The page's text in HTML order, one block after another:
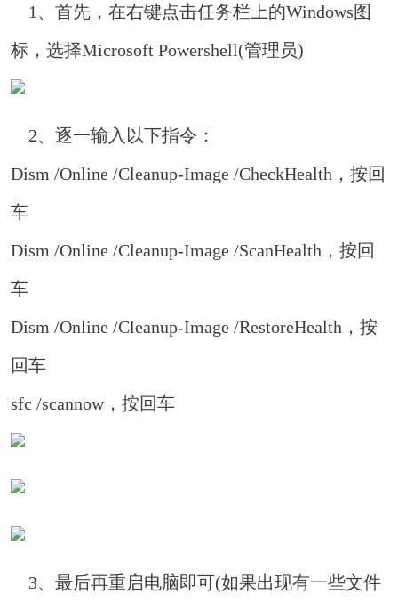
1、首先，在右键点击任务栏上的Windows图
标，选择Microsoft Powershell(管理员)
2、逐一输入以下指令：
Dism /Online /Cleanup-Image /CheckHealth，按回
车
Dism /Online /Cleanup-Image /ScanHealth，按回
车
Dism /Online /Cleanup-Image /RestoreHealth，按
回车
sfc /scannow，按回车
3、最后再重启电脑即可(如果出现有一些文件